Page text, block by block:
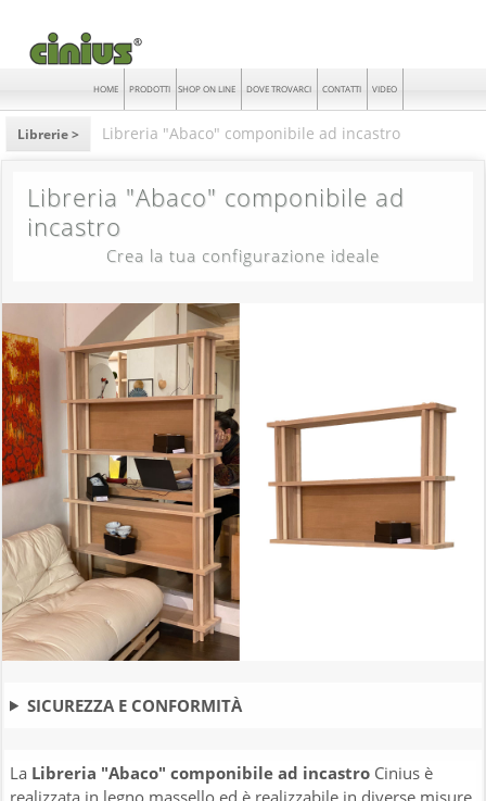
HOME PRODOTTI SHOP ON LINE DOVE TROVARCI CONTATTI VIDEO
Librerie > Libreria "Abaco" componibile ad incastro
Libreria "Abaco" componibile ad
incastro
Crea la tua configurazione ideale
SICUREZZA E CONFORMITÀ
La Libreria "Abaco" componibile ad incastroCinius è
realizzata in legno massello ed è realizzabile in diverse misure